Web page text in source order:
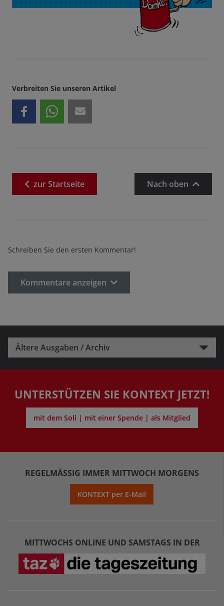
Verbreiten Sie unseren Artikel
zurStartseite Nach oben
Schreiben Sie den ersten Kommentar!
Kommentare anzeigen
Ältere Ausgaben / Archiv
UNTERSTÜTZEN SIE KONTEXT JETZT!
mit dem Soli | mit einer Spende | als Mitglied
REGELMÄSSIG IMMER MITTWOCH MORGENS
KONTEXT per E-Mail
MITTWOCHS ONLINE UND SAMSTAGS IN DER